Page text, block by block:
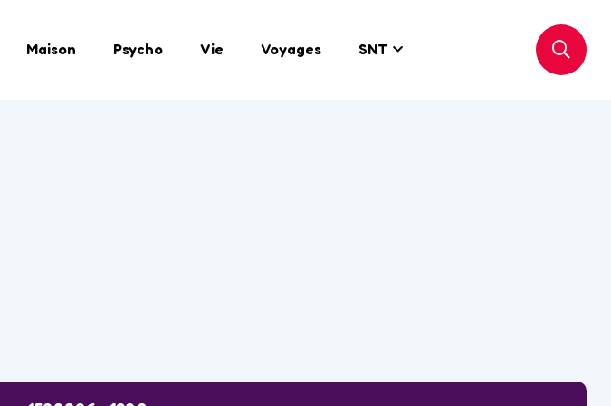
Maison Psycho Vie Voyages SNT